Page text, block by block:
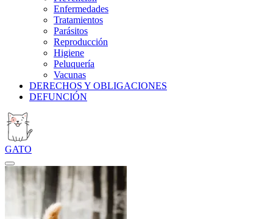
Enfermedades
Tratamientos
Parásitos
Reproducción
Higiene
Peluquería
Vacunas
DERECHOS Y OBLIGACIONES
DEFUNCIÓN
GATO